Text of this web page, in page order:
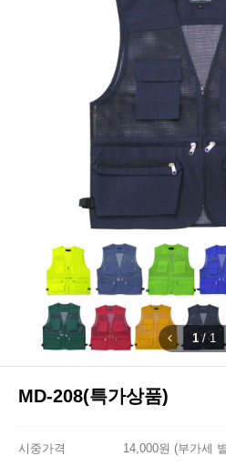
1 /1
MD-208(특가상품)
시중가격
14,000원 (부가세